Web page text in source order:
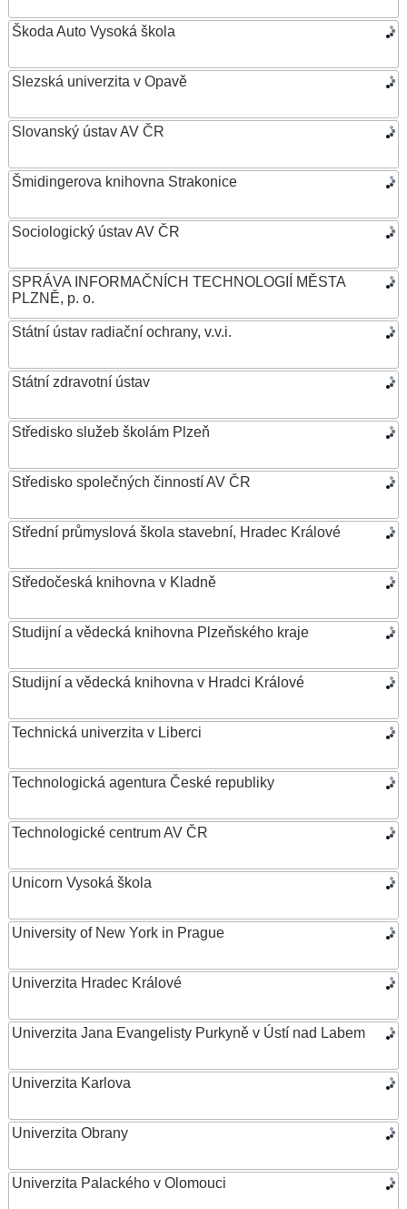
Škoda Auto Vysoká škola
Slezská univerzita v Opavě
Slovanský ústav AV ČR
Šmidingerova knihovna Strakonice
Sociologický ústav AV ČR
SPRÁVA INFORMAČNÍCH TECHNOLOGIÍ MĚSTA
PLZNĚ, p. o.
Státní ústav radiační ochrany, v.v.i.
Státní zdravotní ústav
Středisko služeb školám Plzeň
Středisko společných činností AV ČR
Střední průmyslová škola stavební, Hradec Králové
Středočeská knihovna v Kladně
Studijní a vědecká knihovna Plzeňského kraje
Studijní a vědecká knihovna v Hradci Králové
Technická univerzita v Liberci
Technologická agentura České republiky
Technologické centrum AV ČR
Unicorn Vysoká škola
University of New York in Prague
Univerzita Hradec Králové
Univerzita Jana Evangelisty Purkyně v Ústí nad Labem
Univerzita Karlova
Univerzita Obrany
Univerzita Palackého v Olomouci